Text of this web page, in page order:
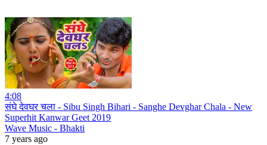
4:08
संघे देवघर चला - Sibu Singh Bihari - Sanghe Devghar Chala - New
Superhit Kanwar Geet 2019
Wave Music - Bhakti
7 years ago